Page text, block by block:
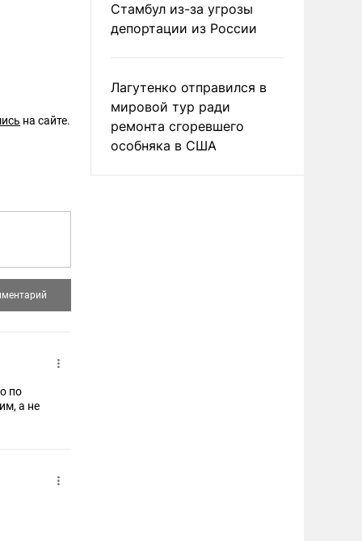
на сайте.
по
а не
Стамбул из-за угрозы
депортации из России
Лагутенко отправился в
мировой тур ради
ремонта сгоревшего
особняка в США